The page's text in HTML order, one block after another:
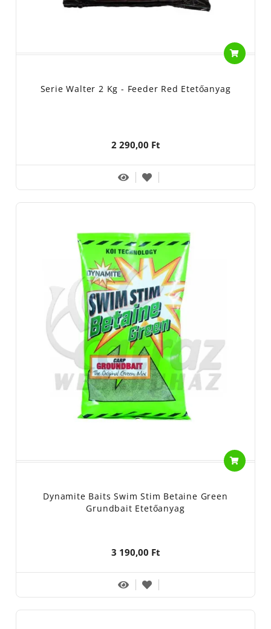
Serie Walter 2 Kg - Feeder Red Etetőanyag
2 290,00 Ft
Dynamite Baits Swim Stim Betaine Green
Grundbait Etetőanyag
3 190,00 Ft